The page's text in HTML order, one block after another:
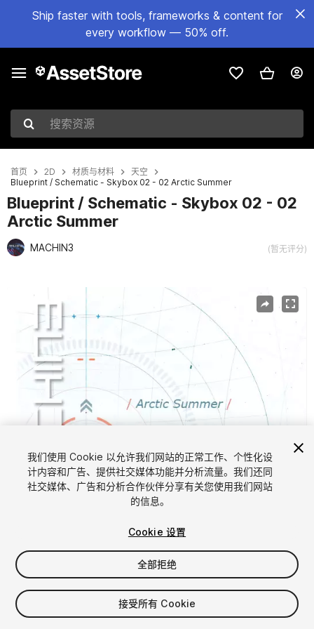
Ship faster with tools, frameworks & content for
every workflow — 50% off.
搜索资源
首页 2D 材质与材料
天空
Blueprint / Schematic - Skybox 02 - 02 Arctic Summer
Blueprint / Schematic - Skybox 02 - 02
Arctic Summer
MACHIN3 (暂无评分)
当前幻灯片：1 / 4
1/4
$4.99
我们使用 Cookie 以允许我们网站的正常工作、个性化设
计内容和广告、提供社交媒体功能并分析流量。我们还同
社交媒体、广告和分析合作伙伴分享有关您使用我们网站
的信息。
Cookie 设置
全部拒绝
接受所有 Cookie